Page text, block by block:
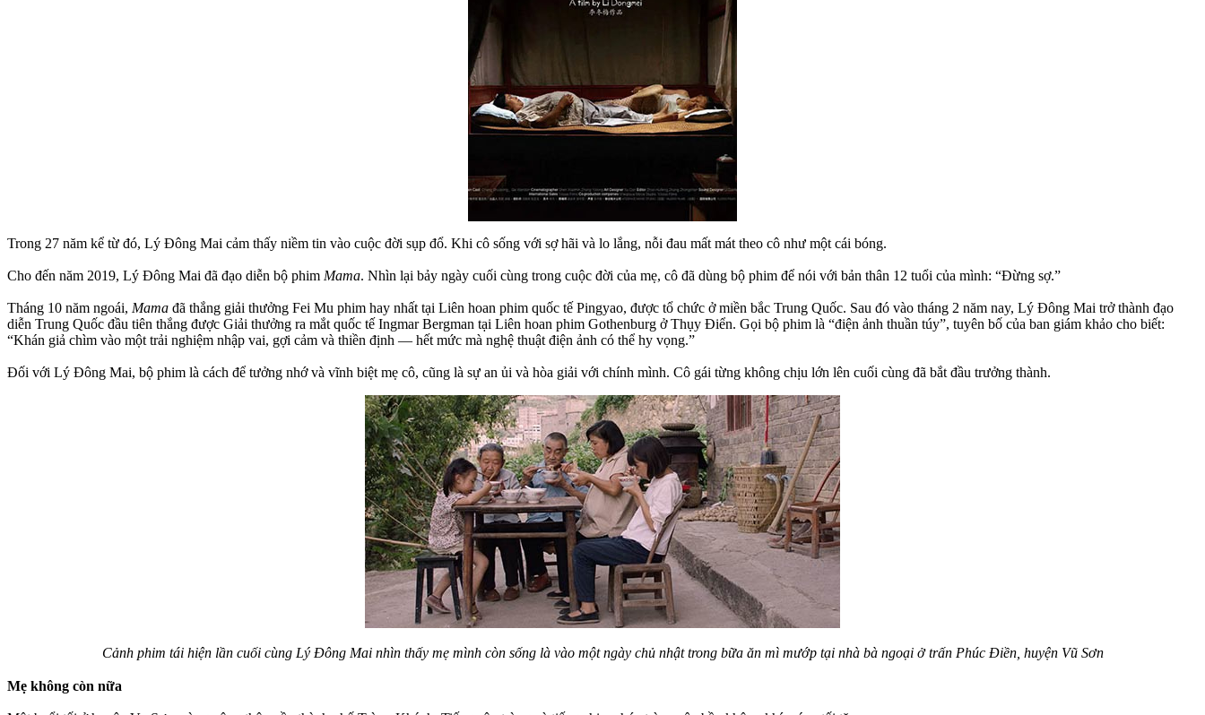
Trong 27 năm kể từ đó, Lý Đông Mai cảm thấy niềm tin vào cuộc đời sụp đổ. Khi cô sống với sợ hãi và lo lắng, nỗi đau mất mát theo cô như một cái bóng.
Cho đến năm 2019, Lý Đông Mai đã đạo diễn bộ phim Mama. Nhìn lại bảy ngày cuối cùng trong cuộc đời của mẹ, cô đã dùng bộ phim để nói với bản thân 12 tuổi của mình: “Đừng sợ.”
Tháng 10 năm ngoái, Mama đã thắng giải thưởng Fei Mu phim hay nhất tại Liên hoan phim quốc tế Pingyao, được tổ chức ở miền bắc Trung Quốc. Sau đó vào tháng 2 năm nay, Lý Đông Mai trở thành đạo
diễn Trung Quốc đầu tiên thắng được Giải thưởng ra mắt quốc tế Ingmar Bergman tại Liên hoan phim Gothenburg ở Thụy Điển. Gọi bộ phim là “điện ảnh thuần túy”, tuyên bố của ban giám khảo cho biết:
“Khán giả chìm vào một trải nghiệm nhập vai, gợi cảm và thiền định — hết mức mà nghệ thuật điện ảnh có thể hy vọng.”
Đối với Lý Đông Mai, bộ phim là cách để tưởng nhớ và vĩnh biệt mẹ cô, cũng là sự an ủi và hòa giải với chính mình. Cô gái từng không chịu lớn lên cuối cùng đã bắt đầu trưởng thành.
Cảnh phim tái hiện lần cuối cùng Lý Đông Mai nhìn thấy mẹ mình còn sống là vào một ngày chủ nhật trong bữa ăn mì mướp tại nhà bà ngoại ở trấn Phúc Điền, huyện Vũ Sơn
Mẹ không còn nữa